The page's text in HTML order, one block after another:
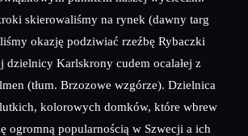
skierowaliśmy na rynek (dawny targ
okazję podziwiać rzeźbę Rybaczki
dzielnicy Karlskrony cudem ocalałej z
(tłum. Brzozowe wzgórze). Dzielnica
kolorowych domków, które wbrew
ogromną popularnością w Szwecji a ich